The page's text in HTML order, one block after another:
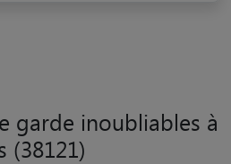
garde inoubliables à
(38121)